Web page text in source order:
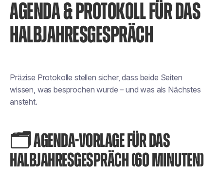
AGENDA & PROTOKOLL FÜR DAS
HALBJAHRESGESPRÄCH
Präzise Protokolle stellen sicher, dass beide Seiten
wissen, was besprochen wurde – und was als Nächstes
ansteht.
🗂️ AGENDA-VORLAGE FÜR DAS
HALBJAHRESGESPRÄCH (60 MINUTEN)